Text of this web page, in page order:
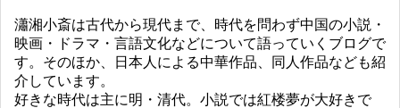
瀟湘小斎は古代から現代まで、時代を問わず中国の小説・
映画・ドラマ・言語文化などについて語っていくブログで
す。そのほか、日本人による中華作品、同人作品なども紹
介しています。
好きな時代は主に明・清代。小説では紅楼夢が大好きで